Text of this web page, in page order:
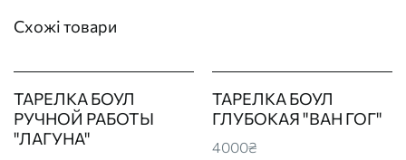
Схожі товари
ТАРЕЛКА БОУЛ
РУЧНОЙ РАБОТЫ
"ЛАГУНА"
ТАРЕЛКА БОУЛ
ГЛУБОКАЯ "ВАН ГОГ"
4000₴